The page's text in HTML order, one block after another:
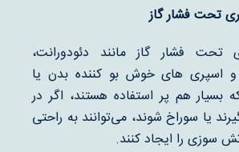
تحت فشار گاز
تحت فشار گاز مانند دئودورانت،
و اسپری های خوش بو کننده بدن یا
بسیار هم پر استفاده هستند، اگر در
یا سوراخ شوند، می‌توانند به راحتی
سوزی را ایجاد کنند.